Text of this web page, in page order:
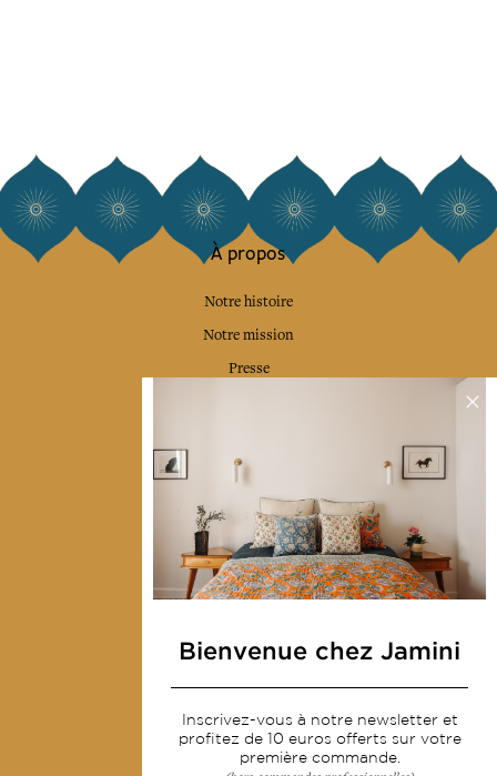
À propos
Notre histoire
Notre mission
Presse
Collections
Déco & Linge de maison
Linge de table
Sacs & pochettes
Services
Livraison & retour
CGV
Bienvenue chez Jamini
Inscrivez-vous à notre newsletter et
profitez de 10 euros offerts sur votre
première commande.